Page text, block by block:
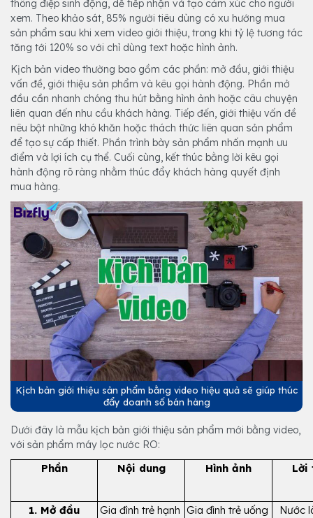
thông điệp sinh động, dễ tiếp nhận và tạo cảm xúc cho người
xem. Theo khảo sát, 85% người tiêu dùng có xu hướng mua
sản phẩm sau khi xem video giới thiệu, trong khi tỷ lệ tương tác
tăng tới 120% so với chỉ dùng text hoặc hình ảnh.
Kịch bản video thường bao gồm các phần: mở đầu, giới thiệu
vấn đề, giới thiệu sản phẩm và kêu gọi hành động. Phần mở
đầu cần nhanh chóng thu hút bằng hình ảnh hoặc câu chuyện
liên quan đến nhu cầu khách hàng. Tiếp đến, giới thiệu vấn đề
nêu bật những khó khăn hoặc thách thức liên quan sản phẩm
để tạo sự cấp thiết. Phần trình bày sản phẩm nhấn mạnh ưu
điểm và lợi ích cụ thể. Cuối cùng, kết thúc bằng lời kêu gọi
hành động rõ ràng nhằm thúc đẩy khách hàng quyết định
mua hàng.
Kịch bản giới thiệu sản phẩm bằng video hiệu quả sẽ giúp thúc
đẩy doanh số bán hàng
Dưới đây là mẫu kịch bản giới thiệu sản phẩm mới bằng video,
với sản phẩm máy lọc nước RO:
Phần Nội dung Hình ảnh Lời
1. Mở đầu
Gia đình trẻ hạnh Gia đình trẻ uống
Nước